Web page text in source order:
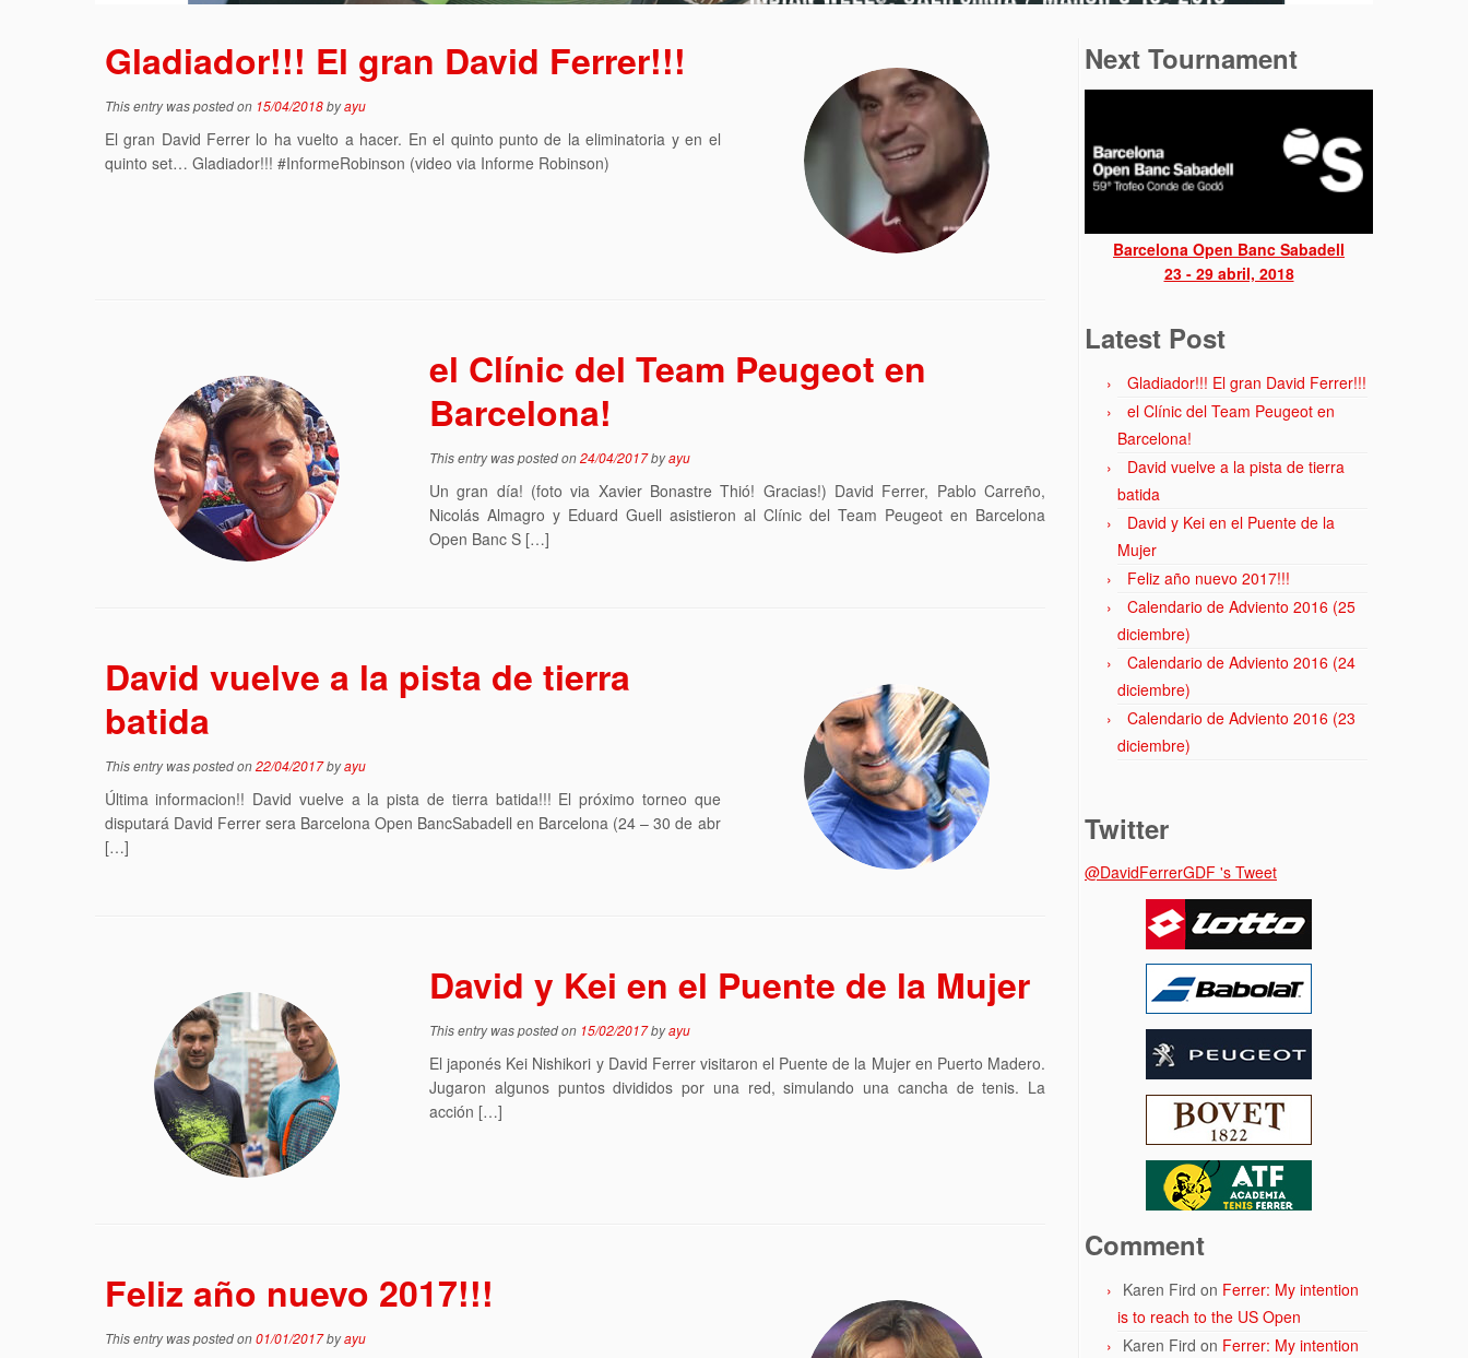
Gladiador!!! El gran David Ferrer!!!
This entry was posted on 15/04/2018byayu
El gran David Ferrer lo ha vuelto a hacer. En el quinto punto de la eliminatoria y en el
quinto set… Gladiador!!! #InformeRobinson (video via Informe Robinson)
el Clínic del Team Peugeot en
Barcelona!
This entry was posted on24/04/2017byayu
Un gran día! (foto via Xavier Bonastre Thió! Gracias!) David Ferrer, Pablo Carreño,
Nicolás Almagro y Eduard Guell asistieron al Clínic del Team Peugeot en Barcelona
Open Banc S […]
David vuelve a la pista de tierra
batida
This entry was posted on22/04/2017byayu
Última informacion!! David vuelve a la pista de tierra batida!!! El próximo torneo que
disputará David Ferrer sera Barcelona Open BancSabadell en Barcelona (24 – 30 de abr
[…]
David y Kei en el Puente de la Mujer
This entry was posted on 15/02/2017byayu
El japonés Kei Nishikori y David Ferrer visitaron el Puente de la Mujer en Puerto Madero.
Jugaron algunos puntos divididos por una red, simulando una cancha de tenis. La
acción […]
Feliz año nuevo 2017!!!
This entry was posted on01/01/2017byayu
Next Tournament
Barcelona Open Banc Sabadell
23 - 29 abril, 2018
Latest Post
Gladiador!!! El gran David Ferrer!!!
el Clínic del Team Peugeot en
Barcelona!
David vuelve a la pista de tierra
batida
David y Kei en el Puente de la
Mujer
Feliz año nuevo 2017!!!
Calendario de Adviento 2016 (25
diciembre)
Calendario de Adviento 2016 (24
diciembre)
Calendario de Adviento 2016 (23
diciembre)
Twitter
@DavidFerrerGDF 's Tweet
Comment
Karen Fird on Ferrer: My intention
is to reach to the US Open
Karen Fird on Ferrer: My intention